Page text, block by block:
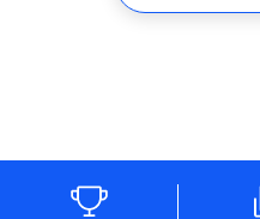
しくは委託を受けている保
関する情報を提供し、金融
た維持管理等の委託業務遂
情報を取引のある他の保険
るために利用させていただ
各種セミナーの開催のため